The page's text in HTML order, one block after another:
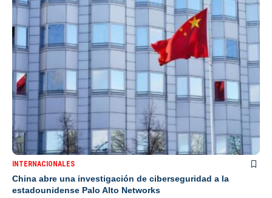
INTERNACIONALES
China abre una investigación de ciberseguridad a la
estadounidense Palo Alto Networks